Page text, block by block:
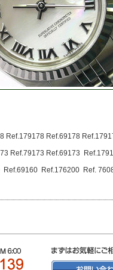
Ref.179178 Ref.69178
Ref.79173 Ref.69173
Ref.69160 Ref.176200 Ref.